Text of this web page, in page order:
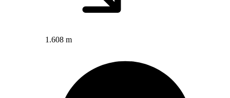
1.608 m